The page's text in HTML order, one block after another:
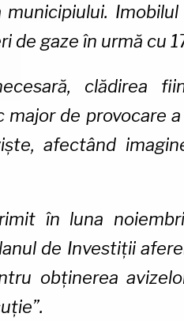
de gaze în urmă cu
clădirea
major de provocare
afectând
în luna
de Investiții
obținerea